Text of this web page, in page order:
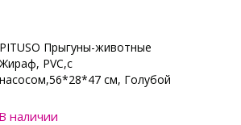
PITUSO Прыгуны-животные
Жираф, PVC,с
насосом,56*28*47 см, Голубой
В наличии